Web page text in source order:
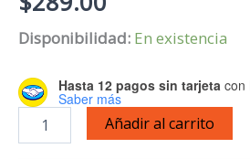
Disponibilidad: En existencia
Hasta 12 pagos sin tarjeta con
Saber más
Añadir al carrito